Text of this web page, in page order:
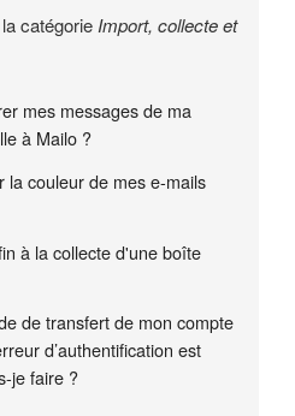
catégorieImport, collecte et
mes messages de ma
à Mailo ?
la couleur de mes e-mails
à la collecte d'une boîte
de transfert de mon compte
d’authentification est
je faire ?